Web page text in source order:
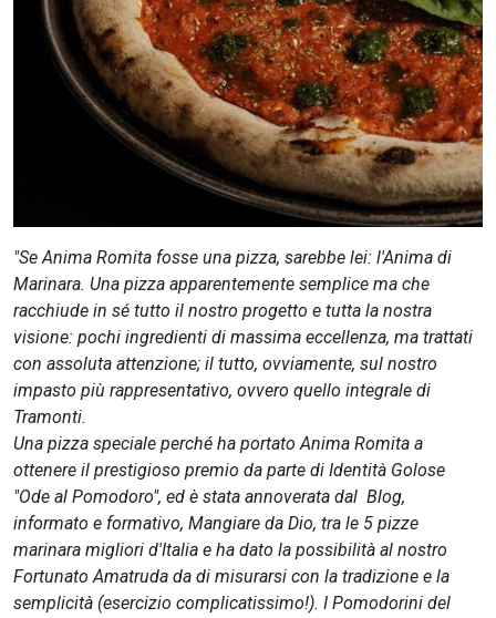
"Se Anima Romita fosse una pizza, sarebbe lei: l'Anima di
Marinara. Una pizza apparentemente semplice ma che
racchiude in sé tutto il nostro progetto e tutta la nostra
visione: pochi ingredienti di massima eccellenza, ma trattati
con assoluta attenzione; il tutto, ovviamente, sul nostro
impasto più rappresentativo, ovvero quello integrale di
Tramonti.
Una pizza speciale perché ha portato Anima Romita a
ottenere il prestigioso premio da parte di Identità Golose
"Ode al Pomodoro", ed è stata annoverata dal Blog,
informato e formativo, Mangiare da Dio, tra le 5 pizze
marinara migliori d'Italia e ha dato la possibilità al nostro
Fortunato Amatruda da di misurarsi con la tradizione e la
semplicità (esercizio complicatissimo!). I Pomodorini del